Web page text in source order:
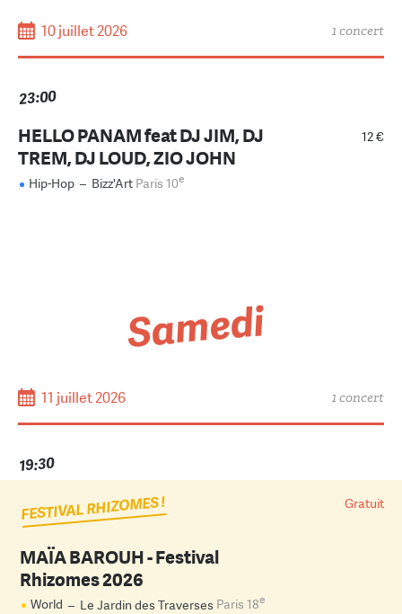
10 juillet 2026 1 concert
23:00
12 €
HELLO PANAM feat DJ JIM, DJ
TREM, DJ LOUD, ZIO JOHN
Hip-Hop – Bizz'Art Paris 10e
Samedi
11 juillet 2026 1 concert
19:30
Gratuit
FESTIVAL RHIZOMES !
MAÏA BAROUH - Festival
Rhizomes 2026
World – Le Jardin des Traverses Paris 18e